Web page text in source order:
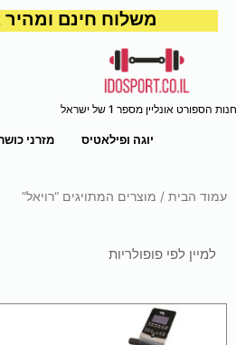
משלוח חינם ומהיר
חנות הספורט אונליין מספר 1 של ישראל
יוגה ופילאטיס מזרני
עמוד הבית / מוצרים המתויגים “רויאל”